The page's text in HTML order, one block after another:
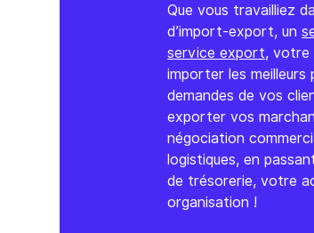
Que vous travailliez
d’import-export, un
service export, votre
importer les meilleurs
demandes de vos
exporter vos
négociation
logistiques, en
de trésorerie, votre
organisation !